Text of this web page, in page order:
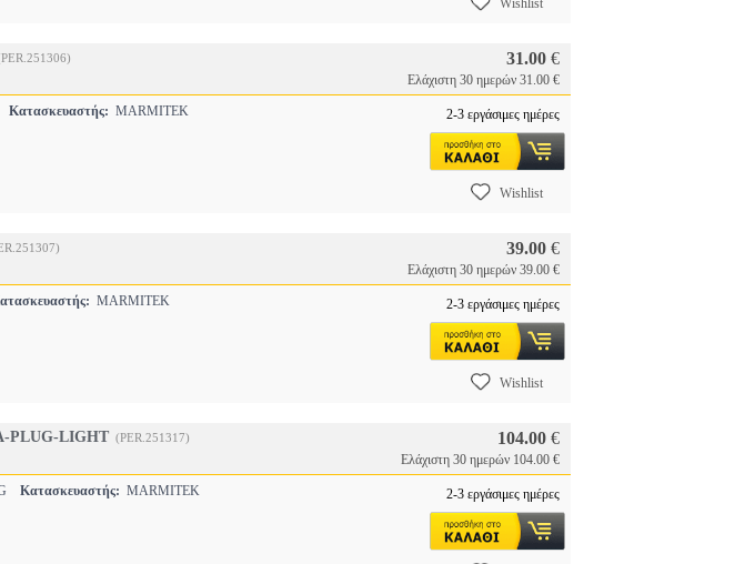
Wishlist
31.00 €
Ελάχιστη 30 ημερών 31.00 €
Κατασκευαστής: MARMITEK 2-3 εργάσιμες ημέρες
Wishlist
39.00 €
Ελάχιστη 30 ημερών 39.00 €
MARMITEK 2-3 εργάσιμες ημέρες
Wishlist
PLUG-LIGHT (PER.251317) 104.00 €
Ελάχιστη 30 ημερών 104.00 €
Κατασκευαστής: MARMITEK 2-3 εργάσιμες ημέρες